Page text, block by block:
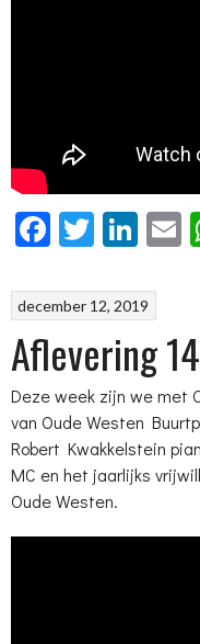
Facebook
december 12, 2019
Aflevering
Deze week zijn we met
van Oude Westen
Robert Kwakkelstein
MC en het jaarlijks
Oude Westen.